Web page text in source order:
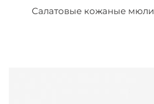
Салатовые кожаные